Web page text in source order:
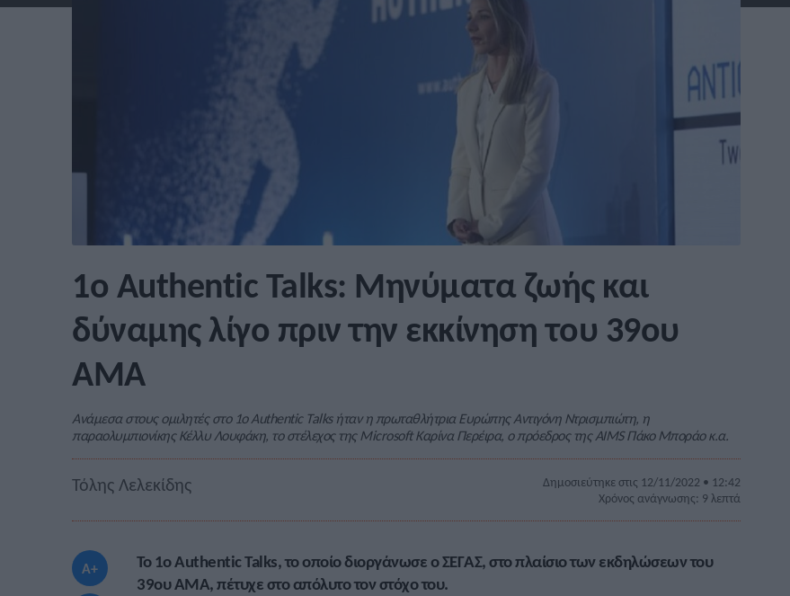
1ο Authentic Talks: Μηνύματα ζωής και
δύναμης λίγο πριν την εκκίνηση του 39ου
ΑΜΑ
Ανάμεσα στους ομιλητές στο 1ο Authentic Talks ήταν η πρωταθλήτρια Ευρώπης Αντιγόνη Ντρισμπιώτη, η
παραολυμπιονίκης Κέλλυ Λουφάκη, το στέλεχος της Microsoft Καρίνα Περέιρα, ο πρόεδρος της ΑΙMS Πάκο Μποράο κ.α.
Τόλης Λελεκίδης
Δημοσιεύτηκε στις 12/11/2022 • 12:42
Χρόνος ανάγνωσης: 9 λεπτά
A+
Το 1ο Authentic Talks, το οποίο διοργάνωσε ο ΣΕΓΑΣ, στο πλαίσιο των εκδηλώσεων του
39ου ΑΜΑ, πέτυχε στο απόλυτο τον στόχο του.